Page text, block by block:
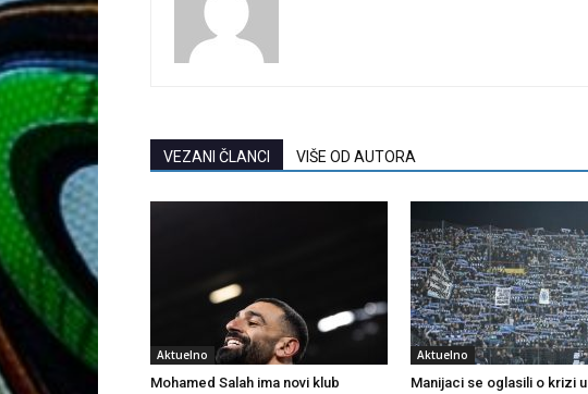
VEZANI ČLANCI VIŠE OD AUTORA
Aktuelno
Mohamed Salah ima novi klub
Aktuelno
Manijaci se oglasili o krizi u